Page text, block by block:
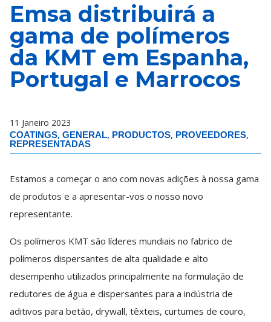
Emsa distribuirá a
gama de polímeros
da KMT em Espanha,
Portugal e Marrocos
11 Janeiro 2023
COATINGS, GENERAL, PRODUCTOS, PROVEEDORES,
REPRESENTADAS
Estamos a começar o ano com novas adições à nossa gama
de produtos e a apresentar-vos o nosso novo
representante.
Os polímeros KMT são líderes mundiais no fabrico de
polímeros dispersantes de alta qualidade e alto
desempenho utilizados principalmente na formulação de
redutores de água e dispersantes para a indústria de
aditivos para betão, drywall, têxteis, curtumes de couro,